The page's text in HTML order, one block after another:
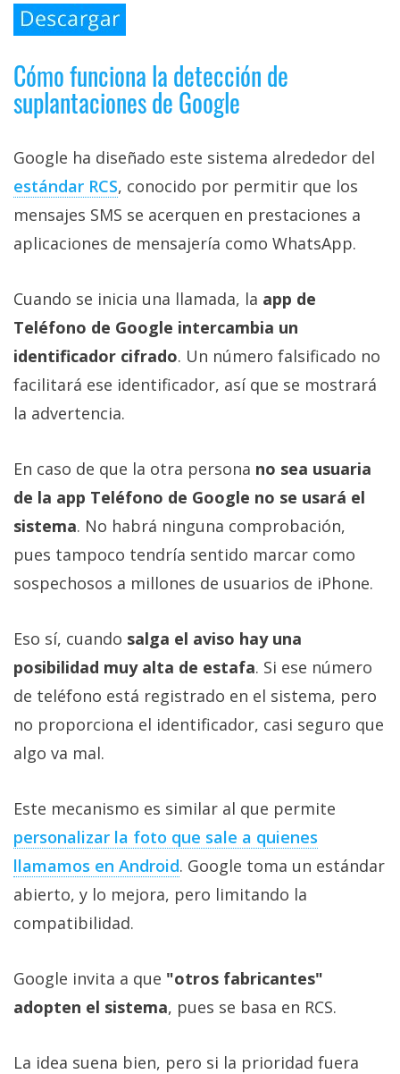
Cómo funciona la detección de
suplantaciones de Google
Google ha diseñado este sistema alrededor del
estándar RCS‎, conocido por permitir que los
mensajes SMS se acerquen en prestaciones a
aplicaciones de mensajería como WhatsApp.
Cuando se inicia una llamada, la app de
Teléfono de Google intercambia un
identificador cifrado. Un número falsificado no
facilitará ese identificador, así que se mostrará
la advertencia.
En caso de que la otra persona no sea usuaria
de la app Teléfono de Google no se usará el
sistema. No habrá ninguna comprobación,
pues tampoco tendría sentido marcar como
sospechosos a millones de usuarios de iPhone.
Eso sí, cuando salga el aviso hay una
posibilidad muy alta de estafa. Si ese número
de teléfono está registrado en el sistema, pero
no proporciona el identificador, casi seguro que
algo va mal.
Este mecanismo es similar al que permite
personalizar la foto que sale a quienes
llamamos en Android. Google toma un estándar
abierto, y lo mejora, pero limitando la
compatibilidad.
Google invita a que "otros fabricantes"
adopten el sistema, pues se basa en RCS.
La idea suena bien, pero si la prioridad fuera